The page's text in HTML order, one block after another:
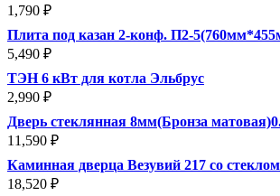
1,790 ₽
Плита под казан 2-конф. П2-
5,490 ₽
ТЭН 6 кВт для котла Эльбрус
2,990 ₽
Дверь стеклянная 8мм(Бронза
11,590 ₽
Каминная дверца Везувий 217 со
18,520 ₽